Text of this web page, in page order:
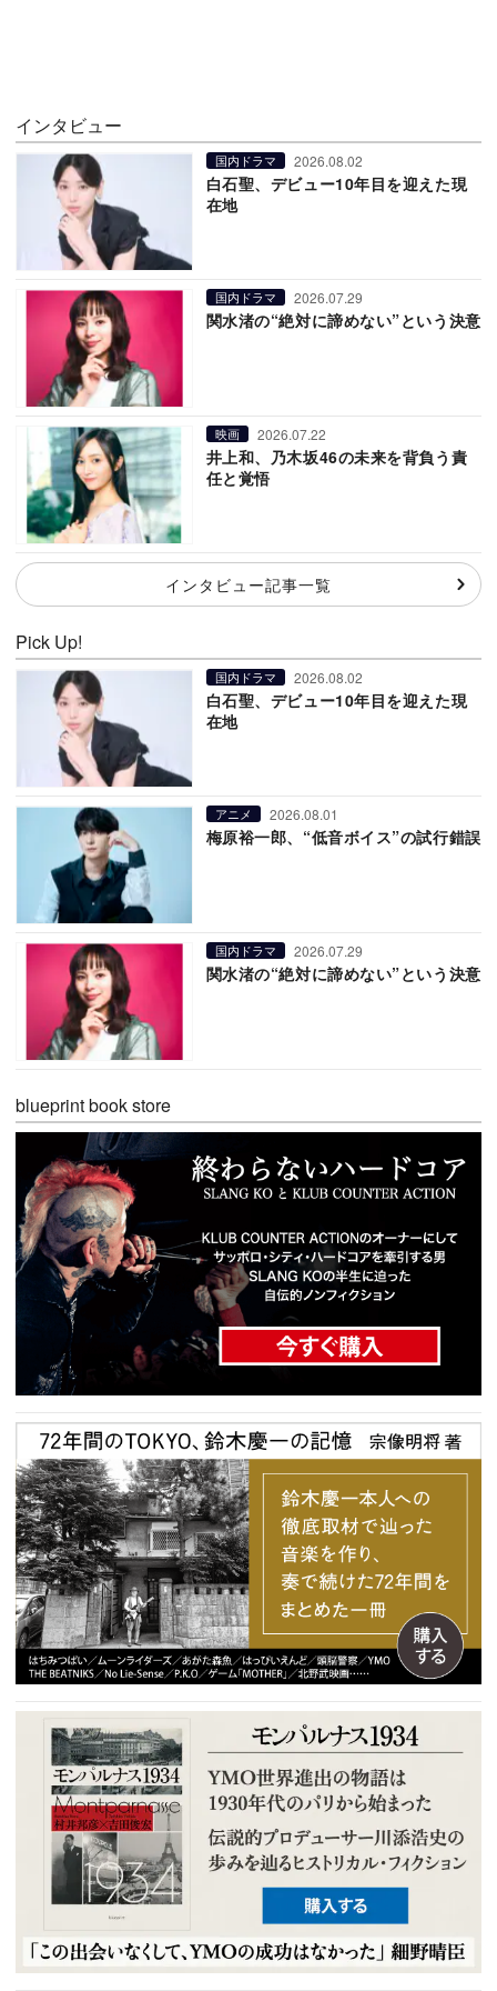
インタビュー
国内ドラマ 2026.08.02
白石聖、デビュー10年目を迎えた現
在地
国内ドラマ 2026.07.29
関水渚の“絶対に諦めない”という決意
映画 2026.07.22
井上和、乃木坂46の未来を背負う責
任と覚悟
インタビュー記事一覧
Pick Up!
国内ドラマ 2026.08.02
白石聖、デビュー10年目を迎えた現
在地
アニメ 2026.08.01
梅原裕一郎、“低音ボイス”の試行錯誤
国内ドラマ 2026.07.29
関水渚の“絶対に諦めない”という決意
blueprint book store